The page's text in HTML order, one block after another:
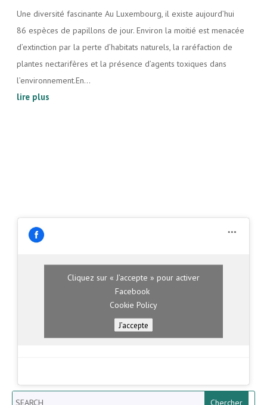
Une diversité fascinante Au Luxembourg, il existe aujourd’hui
86 espèces de papillons de jour. Environ la moitié est menacée
d’extinction par la perte d’habitats naturels, la raréfaction de
plantes nectarifères et la présence d’agents toxiques dans
l’environnement.En...
lire plus
Cliquez sur « J’accepte » pour activer
Facebook
Cookie Policy
J’accepte
Search